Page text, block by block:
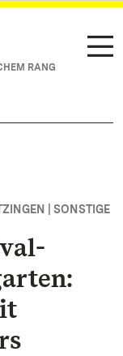
RANG
| SONSTIGE